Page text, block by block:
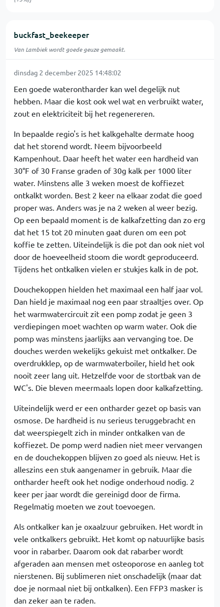
buckfast_beekeeper
Van Lambiek wordt goede geuze gemaakt.
dinsdag 2 december 2025 14:48:02
Een goede waterontharder kan wel degelijk nut
hebben. Maar die kost ook wel wat en verbruikt water,
zout en elektriciteit bij het regenereren.
In bepaalde regio's is het kalkgehalte dermate hoog
dat het storend wordt. Neem bijvoorbeeld
Kampenhout. Daar heeft het water een hardheid van
30°F of 30 Franse graden of 30g kalk per 1000 liter
water. Minstens alle 3 weken moest de koffiezet
ontkalkt worden. Best 2 keer na elkaar zodat die goed
proper was. Anders was je na 2 weken al weer bezig.
Op een bepaald moment is de kalkafzetting dan zo erg
dat het 15 tot 20 minuten gaat duren om een pot
koffie te zetten. Uiteindelijk is die pot dan ook niet vol
door de hoeveelheid stoom die wordt geproduceerd.
Tijdens het ontkalken vielen er stukjes kalk in de pot.
Douchekoppen hielden het maximaal een half jaar vol.
Dan hield je maximaal nog een paar straaltjes over. Op
het warmwatercircuit zit een pomp zodat je geen 3
verdiepingen moet wachten op warm water. Ook die
pomp was minstens jaarlijks aan vervanging toe. De
douches werden wekelijks gekuist met ontkalker. De
overdrukklep, op de warmwaterboiler, hield het ook
nooit zeer lang uit. Hetzelfde voor de stortbak van de
WC's. Die bleven meermaals lopen door kalkafzetting.
Uiteindelijk werd er een ontharder gezet op basis van
osmose. De hardheid is nu serieus teruggebracht en
dat weerspiegelt zich in minder ontkalken van de
koffiezet. De pomp werd nadien niet meer vervangen
en de douchekoppen blijven zo goed als nieuw. Het is
alleszins een stuk aangenamer in gebruik. Maar die
ontharder heeft ook het nodige onderhoud nodig. 2
keer per jaar wordt die gereinigd door de firma.
Regelmatig moeten we zout toevoegen.
Als ontkalker kan je oxaalzuur gebruiken. Het wordt in
vele ontkalkers gebruikt. Het komt op natuurlijke basis
voor in rabarber. Daarom ook dat rabarber wordt
afgeraden aan mensen met osteoporose en aanleg tot
nierstenen. Bij sublimeren niet onschadelijk (maar dat
doe je normaal niet bij ontkalken). Een FFP3 masker is
dan zeker aan te raden.